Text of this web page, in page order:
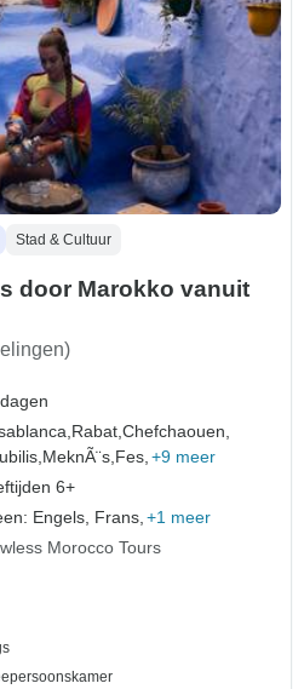
Stad & Cultuur
door Marokko vanuit
Rabat,Chefchaouen,
MeknÃ¨s,Fes, +9 meer
6+
Engels, Frans, +1 meer
Morocco Tours